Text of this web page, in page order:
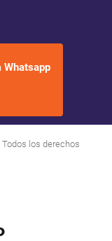
Whatsapp
los derechos